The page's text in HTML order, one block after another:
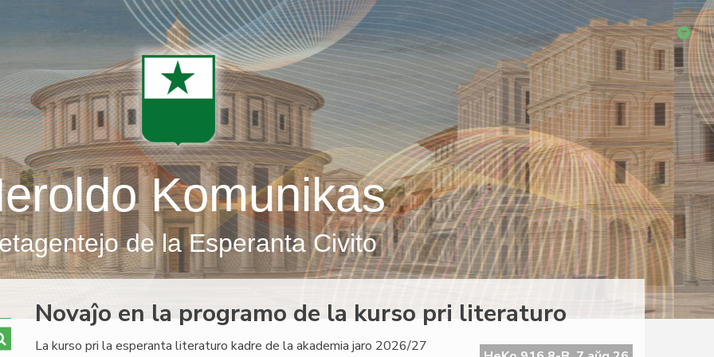
Komunikas
de la Esperanta Civito
Novaĵo en la programo de la kurso pri literaturo
La kurso pri la esperanta literaturo kadre de la akademia jaro 2026/27